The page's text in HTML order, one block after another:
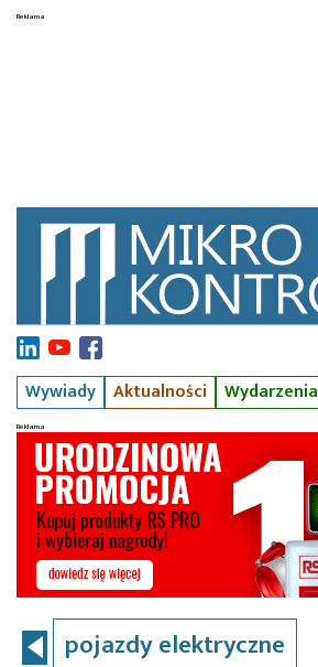
Wywiady Aktualności Wydarzenia
pojazdy elektryczne